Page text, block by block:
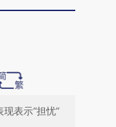
表示“担忧”